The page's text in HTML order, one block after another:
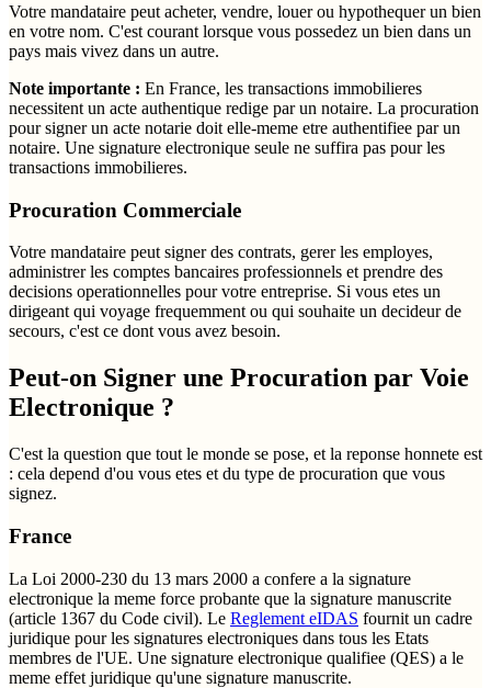
Votre mandataire peut acheter, vendre, louer ou hypothequer un bien
en votre nom. C'est courant lorsque vous possedez un bien dans un
pays mais vivez dans un autre.
Note importante : En France, les transactions immobilieres
necessitent un acte authentique redige par un notaire. La procuration
pour signer un acte notarie doit elle-meme etre authentifiee par un
notaire. Une signature electronique seule ne suffira pas pour les
transactions immobilieres.
Procuration Commerciale
Votre mandataire peut signer des contrats, gerer les employes,
administrer les comptes bancaires professionnels et prendre des
decisions operationnelles pour votre entreprise. Si vous etes un
dirigeant qui voyage frequemment ou qui souhaite un decideur de
secours, c'est ce dont vous avez besoin.
Peut-on Signer une Procuration par Voie
Electronique ?
C'est la question que tout le monde se pose, et la reponse honnete est
: cela depend d'ou vous etes et du type de procuration que vous
signez.
France
La Loi 2000-230 du 13 mars 2000 a confere a la signature
electronique la meme force probante que la signature manuscrite
(article 1367 du Code civil). Le Reglement eIDAS fournit un cadre
juridique pour les signatures electroniques dans tous les Etats
membres de l'UE. Une signature electronique qualifiee (QES) a le
meme effet juridique qu'une signature manuscrite.